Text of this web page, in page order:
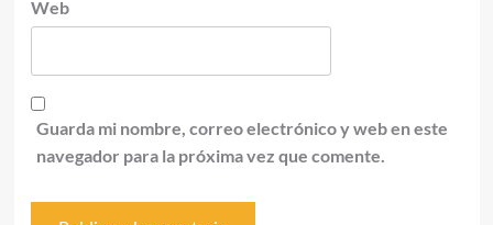
Web
Guarda mi nombre, correo electrónico y web en este
navegador para la próxima vez que comente.